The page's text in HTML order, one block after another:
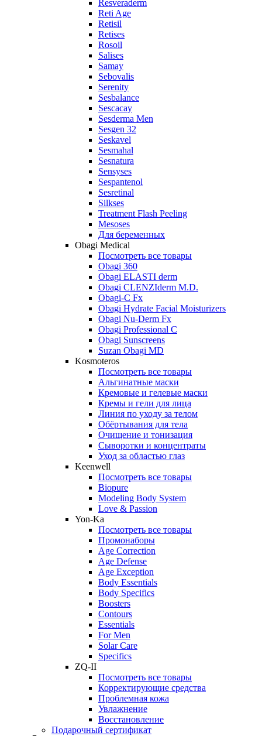
Resveraderm
Reti Age
Retisil
Retises
Rosoil
Salises
Samay
Sebovalis
Serenity
Sesbalance
Sescacay
Sesderma Men
Sesgen 32
Seskavel
Sesmahal
Sesnatura
Sensyses
Sespantenol
Sesretinal
Silkses
Treatment Flash Peeling
Mesoses
Для беременных
Obagi Medical
Посмотреть все товары
Obagi 360
Obagi ELASTI derm
Obagi CLENZIderm M.D.
Obagi-C Fx
Obagi Hydrate Facial Moisturizers
Obagi Nu-Derm Fx
Obagi Professional C
Obagi Sunscreens
Suzan Obagi MD
Kosmoteros
Посмотреть все товары
Альгинатные маски
Кремовые и гелевые маски
Кремы и гели для лица
Линия по уходу за телом
Обёртывания для тела
Очищение и тонизация
Сыворотки и концентраты
Уход за областью глаз
Keenwell
Посмотреть все товары
Biopure
Modeling Body System
Love & Passion
Yon-Ka
Посмотреть все товары
Промонаборы
Age Correction
Age Defense
Age Exception
Body Essentials
Body Specifics
Boosters
Contours
Essentials
For Men
Solar Care
Specifics
ZQ-II
Посмотреть все товары
Корректирующие средства
Проблемная кожа
Увлажнение
Восстановление
Подарочный сертификат